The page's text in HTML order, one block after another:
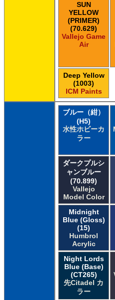
SUN
YELLOW
(PRIMER)
(70.629)
Vallejo Game
Air
Deep Yellow
(1003)
ICM Paints
ブルー（紺）
(H5)
水性ホビーカ
ラー
ダークプルシ
ャンブルー
(70.899)
Vallejo
Model Color
Midnight
Blue (Gloss)
(15)
Humbrol
Acrylic
Night Lords
Blue (Base)
(CT265)
先Citadel カ
ラー